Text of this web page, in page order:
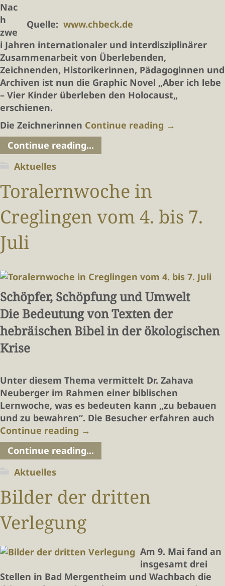
Quelle: www.chbeck.de
Nac
h
zwe
i Jahren internationaler und interdisziplinärer
Zusammenarbeit von Überlebenden,
Zeichnenden, Historikerinnen, Pädagoginnen und
Archiven ist nun die Graphic Novel „Aber ich lebe
– Vier Kinder überleben den Holocaust„
erschienen.
Die Zeichnerinnen Continue reading →
Continue reading...
Aktuelles
Toralernwoche in
Creglingen vom 4. bis 7.
Juli
Schöpfer, Schöpfung und Umwelt
Die Bedeutung von Texten der
hebräischen Bibel in der ökologischen
Krise
Unter diesem Thema vermittelt Dr. Zahava
Neuberger im Rahmen einer biblischen
Lernwoche, was es bedeuten kann „zu bebauen
und zu bewahren“. Die Besucher erfahren auch
Continue reading →
Continue reading...
Aktuelles
Bilder der dritten
Verlegung
Am 9. Mai fand an
insgesamt drei
Stellen in Bad Mergentheim und Wachbach die